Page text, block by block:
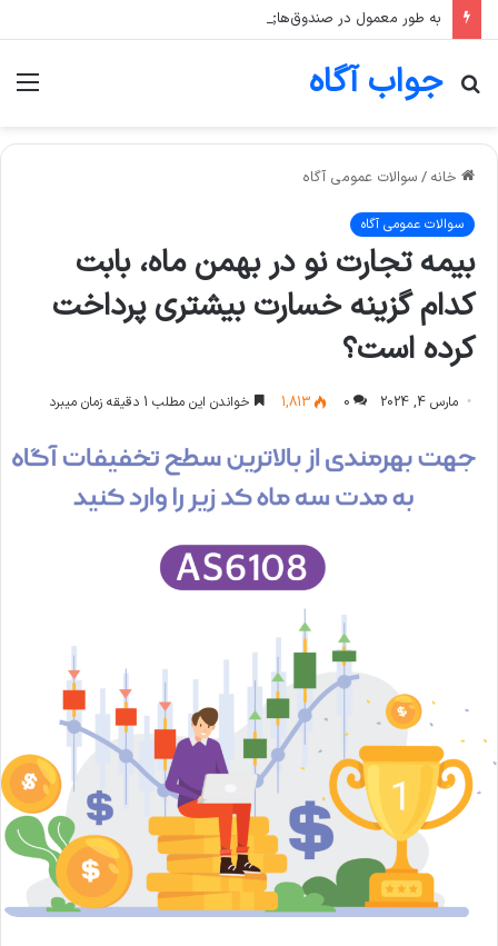
جواب آگاه
جستجو
خانه / سوالات عمومی آگاه
سوالات عمومی آگاه
بیمه تجارت نو در بهمن ماه، بابت
کدام گزینه خسارت بیشتری پرداخت
کرده است؟
مارس 4, 2024 0
1,813 خواندن این مطلب 1 دقیقه زمان میبرد